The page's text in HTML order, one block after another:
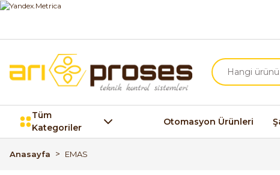
Tüm
Kategoriler
Otomasyon Ürünleri
Anasayfa EMAS